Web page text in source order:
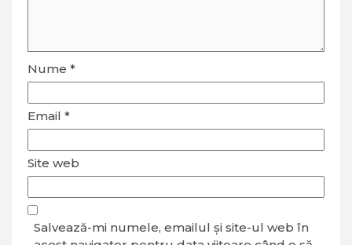
Nume *
Email *
Site web
Salvează-mi numele, emailul și site-ul web în